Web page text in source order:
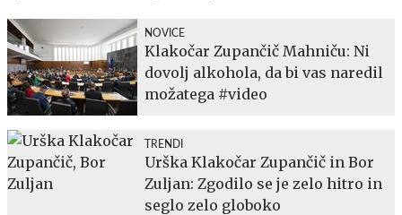
NOVICE
Klakočar Zupančič Mahniču: Ni
dovolj alkohola, da bi vas naredil
možatega #video
TRENDI
Urška Klakočar Zupančič in Bor
Zuljan: Zgodilo se je zelo hitro in
seglo zelo globoko